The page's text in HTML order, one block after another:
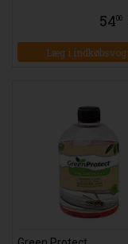
5400